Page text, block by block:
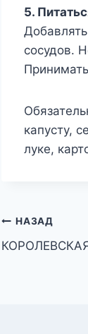
5.
сосудов.
капусту,
луке,
по
НАЗАД